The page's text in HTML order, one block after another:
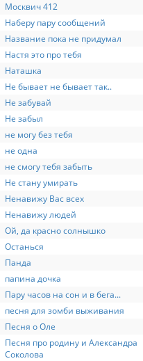
Москвич 412
Наберу пару сообщений
Название пока не придумал
Настя это про тебя
Наташка
Не бывает не бывает так..
Не забувай
Не забыл
не могу без тебя
не одна
не смогу тебя забыть
Не стану умирать
Ненавижу Вас всех
Ненавижу людей
Ой, да красно солнышко
Останься
Панда
папина дочка
Пару часов на сон и в бега...
песня для зомби выживания
Песня о Оле
Песня про родину и Александра
Соколова